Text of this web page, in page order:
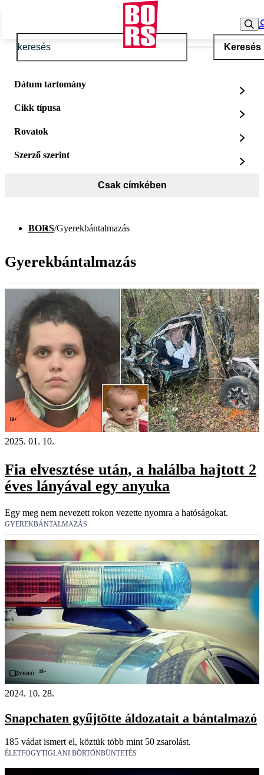
Keresés
Dátum tartomány
Cikk típusa
Rovatok
Szerző szerint
Csak címkében
BORS/Gyerekbántalmazás
Gyerekbántalmazás
18+
2025. 01. 10.
Fia elvesztése után, a halálba hajtott 2
éves lányával egy anyuka
Egy meg nem nevezett rokon vezette nyomra a hatóságokat.
GYEREKBÁNTALMAZÁS
Videó 18+
2024. 10. 28.
Snapchaten gyűjtötte áldozatait a bántalmazó
185 vádat ismert el, köztük több mint 50 zsarolást.
ÉLETFOGYTIGLANI BÖRTÖNBÜNTETÉS